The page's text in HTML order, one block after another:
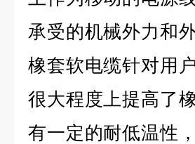
承受的机械外力和
橡套软电缆针对用
很大程度上提高了
有一定的耐低温性